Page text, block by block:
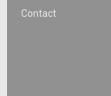
Contact